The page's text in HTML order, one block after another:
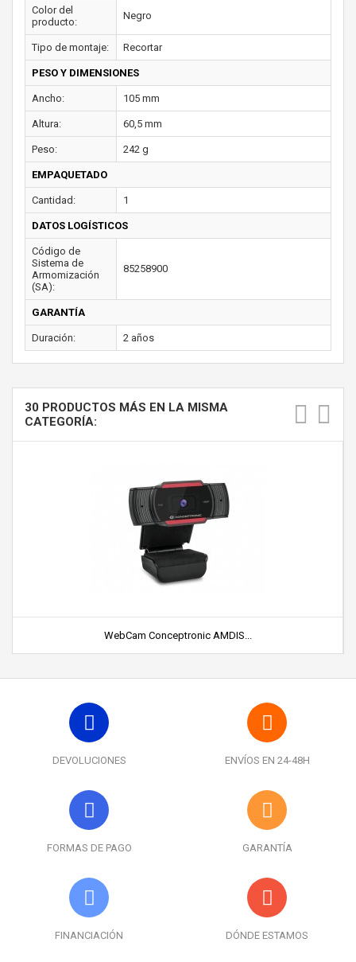
Color del
producto:
Negro
Tipo de montaje: Recortar
PESO Y DIMENSIONES
Ancho: 105 mm
Altura: 60,5 mm
Peso: 242 g
EMPAQUETADO
Cantidad: 1
DATOS LOGÍSTICOS
Código de
Sistema de
Armomización
(SA):
85258900
GARANTÍA
Duración: 2 años
30 PRODUCTOS MÁS EN LA MISMA
CATEGORÍA:
WebCam Conceptronic AMDIS...
DEVOLUCIONES ENVÍOS EN 24-48H
FORMAS DE PAGO GARANTÍA
FINANCIACIÓN DÓNDE ESTAMOS